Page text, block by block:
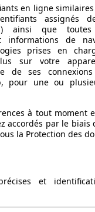
mm
mm
mm
mm
kg
en ligne
assignés
ainsi que
de
prises en
sur votre
de ses
pour une ou
à tout moment
accordés par le biais
la Protection des
et